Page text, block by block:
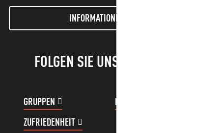
INFORMATIONEN LETTER
FOLGEN SIE UNS!
GRUPPEN
KUNDENKONTO
ZUFRIEDENHEIT